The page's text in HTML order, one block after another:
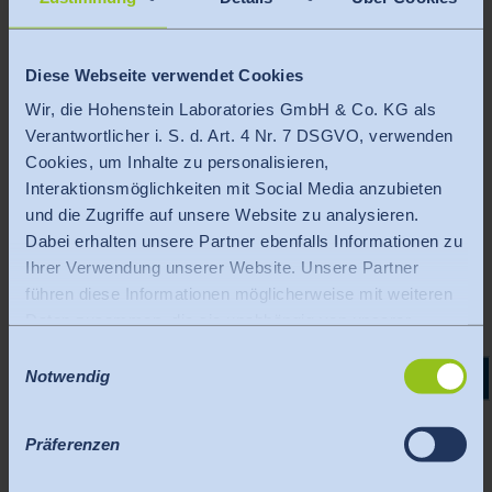
Diese Webseite verwendet Cookies
Wir, die Hohenstein Laboratories GmbH & Co. KG als
Verantwortlicher i. S. d. Art. 4 Nr. 7 DSGVO, verwenden
Cookies, um Inhalte zu personalisieren,
Interaktionsmöglichkeiten mit Social Media anzubieten
und die Zugriffe auf unsere Website zu analysieren.
Dabei erhalten unsere Partner ebenfalls Informationen zu
Ihrer Verwendung unserer Website. Unsere Partner
führen diese Informationen möglicherweise mit weiteren
Hinweis auf Datenverarbeitung in den USA durch Google,
Facebook, LinkedIn, Vimeo: Wenn Sie auf "Alle Cookies
zulassen" klicken, willigen Sie zudem ein, dass ihre
Daten i.S.v. Art. 49 Abs. 1 S. 1 lit. a) DSGVO in den USA
Notwendig
Präferenzen
Mann – Passform, Schnitt und
22.09.2026 Online-Seminar | 171 III | Passform & Schnitt
Passform Strick – Möglich, Machbar,
Bezahlbar (171 III)
29.09.2026 Online-Workshop | 155 | Passform & Schnitt
Plus Size Größen – Schnitte mit
(155)